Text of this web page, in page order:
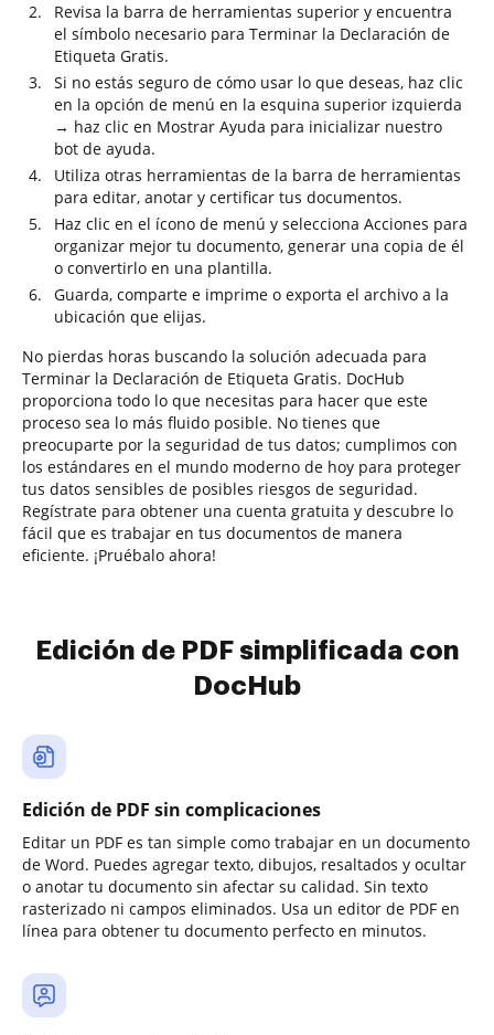
Revisa la barra de herramientas superior y encuentra
el símbolo necesario para Terminar la Declaración de
Etiqueta Gratis.
Si no estás seguro de cómo usar lo que deseas, haz clic
en la opción de menú en la esquina superior izquierda
→ haz clic en Mostrar Ayuda para inicializar nuestro
bot de ayuda.
Utiliza otras herramientas de la barra de herramientas
para editar, anotar y certificar tus documentos.
Haz clic en el ícono de menú y selecciona Acciones para
organizar mejor tu documento, generar una copia de él
o convertirlo en una plantilla.
Guarda, comparte e imprime o exporta el archivo a la
ubicación que elijas.
No pierdas horas buscando la solución adecuada para
Terminar la Declaración de Etiqueta Gratis. DocHub
proporciona todo lo que necesitas para hacer que este
proceso sea lo más fluido posible. No tienes que
preocuparte por la seguridad de tus datos; cumplimos con
los estándares en el mundo moderno de hoy para proteger
tus datos sensibles de posibles riesgos de seguridad.
Regístrate para obtener una cuenta gratuita y descubre lo
fácil que es trabajar en tus documentos de manera
eficiente. ¡Pruébalo ahora!
Edición de PDF simplificada con
DocHub
Edición de PDF sin complicaciones
Editar un PDF es tan simple como trabajar en un documento
de Word. Puedes agregar texto, dibujos, resaltados y ocultar
o anotar tu documento sin afectar su calidad. Sin texto
rasterizado ni campos eliminados. Usa un editor de PDF en
línea para obtener tu documento perfecto en minutos.